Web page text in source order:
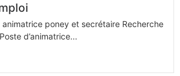
animatrice poney et secrétaire Recherche
d’animatrice...